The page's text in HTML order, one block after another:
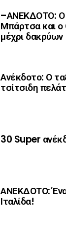
–ΑΝΕΚΔΟΤΟ: Ο
Μπάρτσα και ο
μέχρι δακρύων
Ανέκδοτο: Ο
τσίτσιδη
30 Super
ΑΝΕΚΔΟΤΟ:
Ιταλίδα!